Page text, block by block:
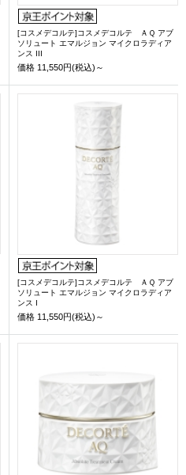
[コスメデコルテ]コスメデコルテ ＡＱ アブ
ソリュート エマルジョン マイクロラディア
ンス III
価格 11,550円(税込)～
[コスメデコルテ]コスメデコルテ ＡＱ アブ
ソリュート エマルジョン マイクロラディア
ンス I
価格 11,550円(税込)～